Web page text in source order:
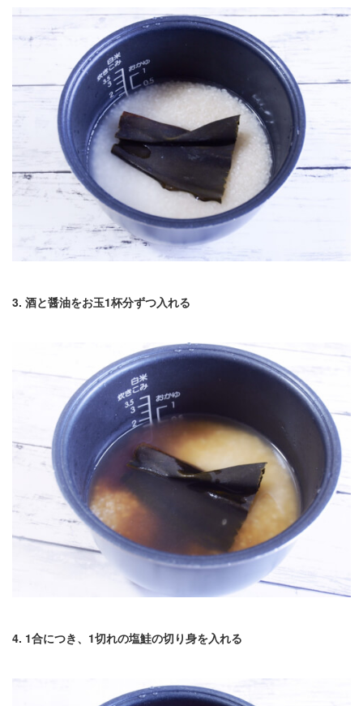
3. 酒と醤油をお玉1杯分ずつ入れる
4. 1合につき、1切れの塩鮭の切り身を入れる